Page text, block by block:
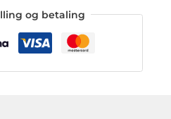
og betaling